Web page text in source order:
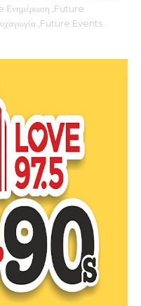
Ενημέρωση ,Future
,Future Events